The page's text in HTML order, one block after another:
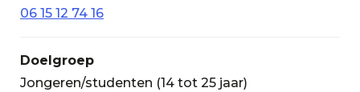
06 15 12 74 16
Doelgroep
Jongeren/studenten (14 tot 25 jaar)